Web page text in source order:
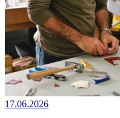
17.06.2026